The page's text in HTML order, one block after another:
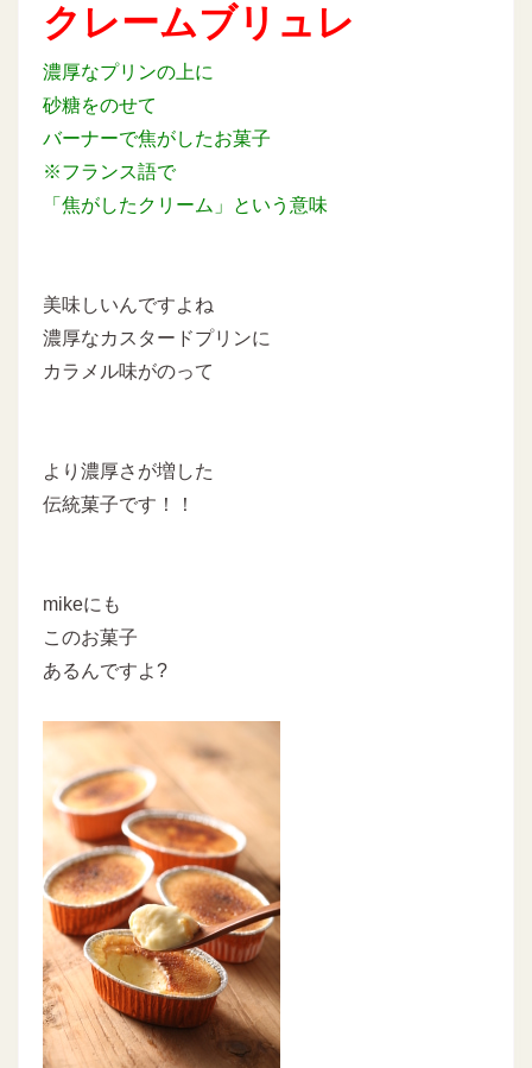
クレームブリュレ
濃厚なプリンの上に
砂糖をのせて
バーナーで焦がしたお菓子
※フランス語で
「焦がしたクリーム」という意味
美味しいんですよね
濃厚なカスタードプリンに
カラメル味がのって
より濃厚さが増した
伝統菓子です！！
mikeにも
このお菓子
あるんですよ?